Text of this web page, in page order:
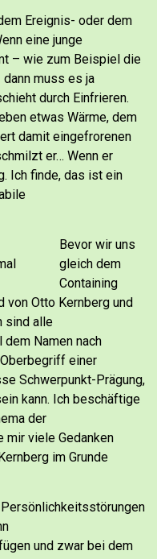
Ereignis- oder dem
eine junge
– wie zum Beispiel die
muss es ja
durch Einfrieren.
etwas Wärme, dem
damit eingefrorenen
er… Wenn er
Ich finde, das ist ein
Bevor wir uns
gleich dem
Containing
von Otto Kernberg und
sind alle
Namen nach
einer
Schwerpunkt-Prägung,
kann. Ich beschäftige
der
mir viele Gedanken
im Grunde
und zwar bei dem